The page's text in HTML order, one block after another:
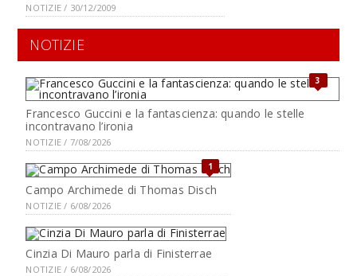
NOTIZIE / 30/12/2009
NOTIZIE
3
Francesco Guccini e la fantascienza: quando le stelle
incontravano l’ironia
NOTIZIE / 7/08/2026
1
Campo Archimede di Thomas Disch
NOTIZIE / 6/08/2026
Cinzia Di Mauro parla di Finisterrae
NOTIZIE / 6/08/2026